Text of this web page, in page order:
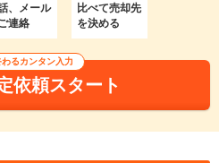
、メール
連絡
比べて売却先
を決める
るカンタン入力
依頼スタート